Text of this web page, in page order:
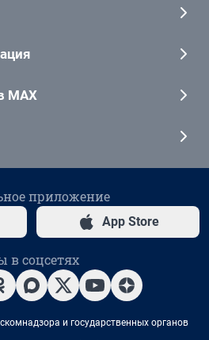
MAX
приложение
App Store
в соцсетях
и государственных органов